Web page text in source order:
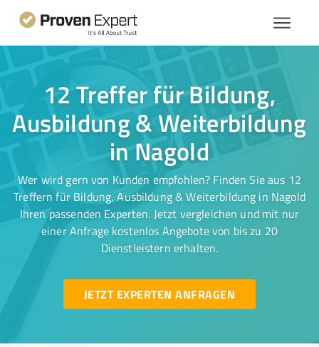
12 Treffer für Bildung,
Ausbildung & Weiterbildung
in Nagold
Wer wird gern von Kunden empfohlen? Finden Sie aus 12
Treffern für Bildung, Ausbildung & Weiterbildung in Nagold
Ihren passenden Experten. Jetzt vergleichen und mit nur
einer Anfrage kostenlos Angebote von bis zu 20
Dienstleistern erhalten.
JETZT EXPERTEN ANFRAGEN